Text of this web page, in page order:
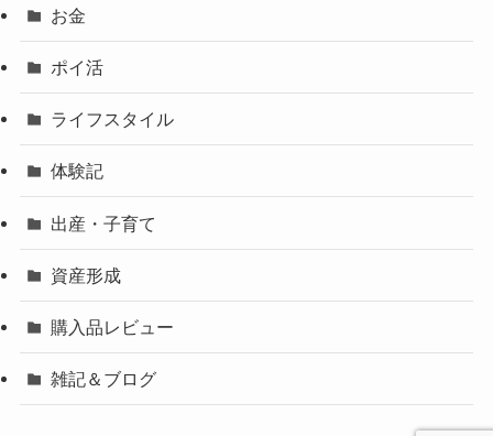
お金
ポイ活
ライフスタイル
体験記
出産・子育て
資産形成
購入品レビュー
雑記＆ブログ